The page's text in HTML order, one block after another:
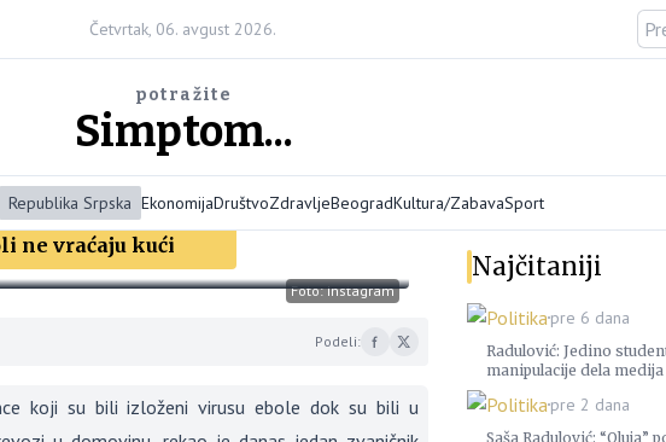
Četvrtak, 06. avgust 2026.
potražite
Simptom...
Republika Srpska EkonomijaDruštvoZdravljeBeogradKultura/ZabavaSport
Foto: Instagram
ne vraćaju kući
Podeli:
koji su bili izloženi virusu ebole dok su bili u
Najčitaniji
Politikapre 6 dana
Radulović: Jedino
manipulacije dela
Politikapre 2 dana
Saša Radulović: “Oluja”